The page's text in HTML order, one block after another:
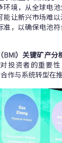
环境，从全球电
让新兴市场难以
准，以确保电池
）关键矿产分
投资者的重要
作与系统转型在